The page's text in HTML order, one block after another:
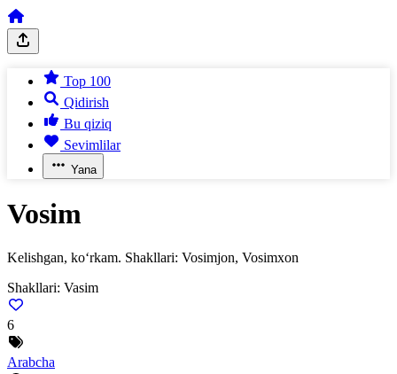
Top 100
Qidirish
Bu qiziq
Sevimlilar
Yana
Vosim
Kelishgan, ko‘rkam. Shakllari: Vosimjon, Vosimxon
Shakllari: Vasim
6
Arabcha